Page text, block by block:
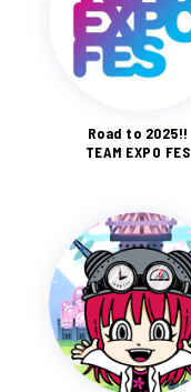
Road to 2025!!
TEAM EXPO FES